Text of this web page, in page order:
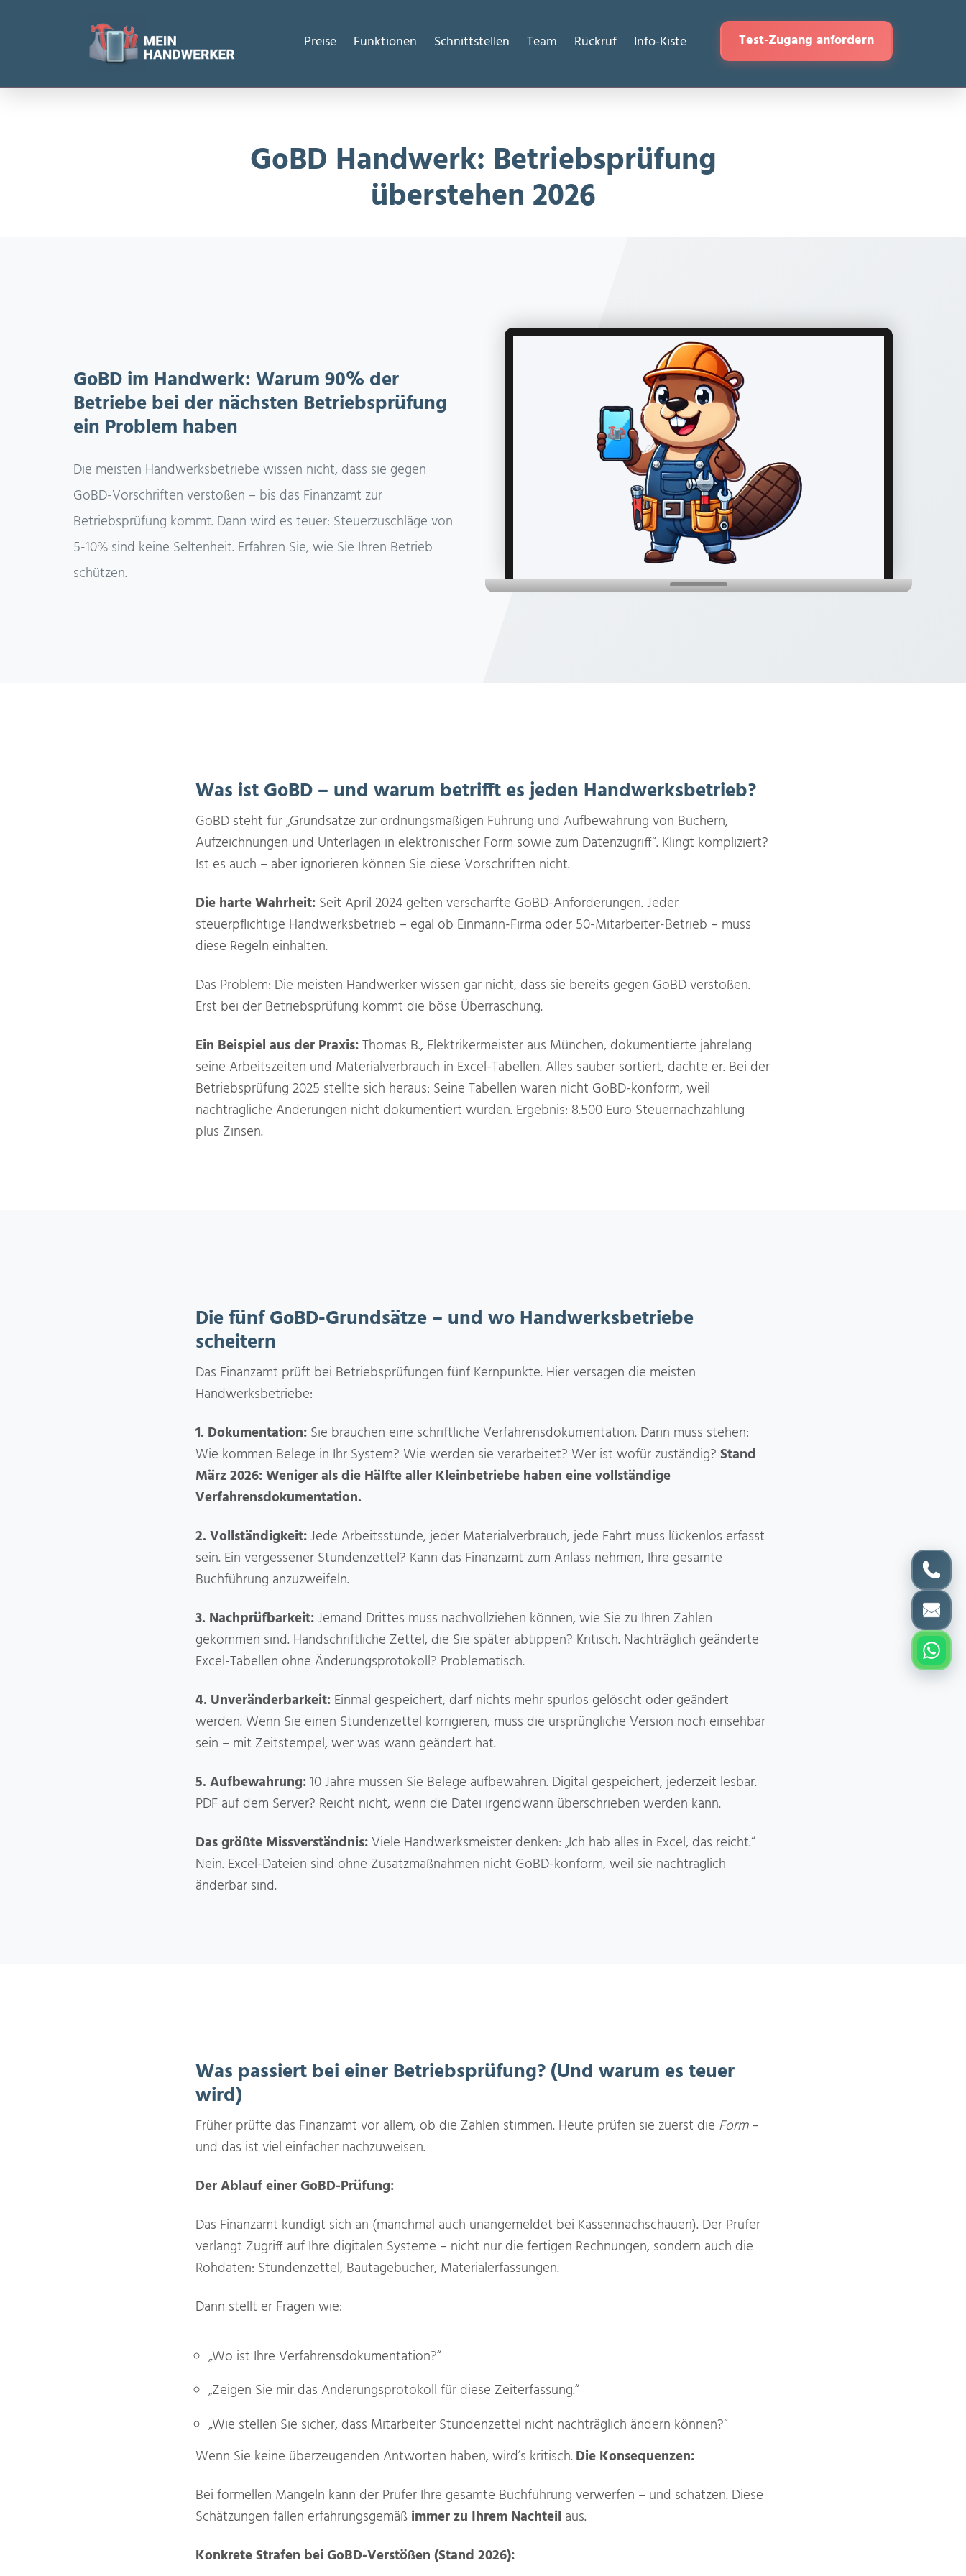
Preise Funktionen Schnittstellen Team Rückruf Info-Kiste Test-Zugang anfordern
GoBD Handwerk: Betriebsprüfung
überstehen 2026
GoBD im Handwerk: Warum 90% der
Betriebe bei der nächsten Betriebsprüfung
ein Problem haben
Die meisten Handwerksbetriebe wissen nicht, dass sie gegen
GoBD-Vorschriften verstoßen – bis das Finanzamt zur
Betriebsprüfung kommt. Dann wird es teuer: Steuerzuschläge von
5-10% sind keine Seltenheit. Erfahren Sie, wie Sie Ihren Betrieb
schützen.
Was ist GoBD – und warum betrifft es jeden Handwerksbetrieb?
GoBD steht für „Grundsätze zur ordnungsmäßigen Führung und Aufbewahrung von Büchern,
Aufzeichnungen und Unterlagen in elektronischer Form sowie zum Datenzugriff“. Klingt kompliziert?
Ist es auch – aber ignorieren können Sie diese Vorschriften nicht.
Die harte Wahrheit: Seit April 2024 gelten verschärfte GoBD-Anforderungen. Jeder
steuerpflichtige Handwerksbetrieb – egal ob Einmann-Firma oder 50-Mitarbeiter-Betrieb – muss
diese Regeln einhalten.
Das Problem: Die meisten Handwerker wissen gar nicht, dass sie bereits gegen GoBD verstoßen.
Erst bei der Betriebsprüfung kommt die böse Überraschung.
Ein Beispiel aus der Praxis:Thomas B., Elektrikermeister aus München, dokumentierte jahrelang
seine Arbeitszeiten und Materialverbrauch in Excel-Tabellen. Alles sauber sortiert, dachte er. Bei der
Betriebsprüfung 2025 stellte sich heraus: Seine Tabellen waren nicht GoBD-konform, weil
nachträgliche Änderungen nicht dokumentiert wurden. Ergebnis: 8.500 Euro Steuernachzahlung
plus Zinsen.
Die fünf GoBD-Grundsätze – und wo Handwerksbetriebe
scheitern
Das Finanzamt prüft bei Betriebsprüfungen fünf Kernpunkte. Hier versagen die meisten
Handwerksbetriebe:
1. Dokumentation: Sie brauchen eine schriftliche Verfahrensdokumentation. Darin muss stehen:
Wie kommen Belege in Ihr System? Wie werden sie verarbeitet? Wer ist wofür zuständig? Stand
März 2026: Weniger als die Hälfte aller Kleinbetriebe haben eine vollständige
Verfahrensdokumentation.
2. Vollständigkeit:Jede Arbeitsstunde, jeder Materialverbrauch, jede Fahrt muss lückenlos erfasst
sein. Ein vergessener Stundenzettel? Kann das Finanzamt zum Anlass nehmen, Ihre gesamte
Buchführung anzuzweifeln.
3. Nachprüfbarkeit:Jemand Drittes muss nachvollziehen können, wie Sie zu Ihren Zahlen
gekommen sind. Handschriftliche Zettel, die Sie später abtippen? Kritisch. Nachträglich geänderte
Excel-Tabellen ohne Änderungsprotokoll? Problematisch.
4. Unveränderbarkeit: Einmal gespeichert, darf nichts mehr spurlos gelöscht oder geändert
werden. Wenn Sie einen Stundenzettel korrigieren, muss die ursprüngliche Version noch einsehbar
sein – mit Zeitstempel, wer was wann geändert hat.
5. Aufbewahrung:10 Jahre müssen Sie Belege aufbewahren. Digital gespeichert, jederzeit lesbar.
PDF auf dem Server? Reicht nicht, wenn die Datei irgendwann überschrieben werden kann.
Das größte Missverständnis: Viele Handwerksmeister denken: „Ich hab alles in Excel, das reicht.“
Nein. Excel-Dateien sind ohne Zusatzmaßnahmen nicht GoBD-konform, weil sie nachträglich
änderbar sind.
Was passiert bei einer Betriebsprüfung? (Und warum es teuer
wird)
Früher prüfte das Finanzamt vor allem, ob die Zahlen stimmen. Heute prüfen sie zuerst die Form–
und das ist viel einfacher nachzuweisen.
Der Ablauf einer GoBD-Prüfung:
Das Finanzamt kündigt sich an (manchmal auch unangemeldet bei Kassennachschauen). Der Prüfer
verlangt Zugriff auf Ihre digitalen Systeme – nicht nur die fertigen Rechnungen, sondern auch die
Rohdaten: Stundenzettel, Bautagebücher, Materialerfassungen.
Dann stellt er Fragen wie:
„Wo ist Ihre Verfahrensdokumentation?“
„Zeigen Sie mir das Änderungsprotokoll für diese Zeiterfassung.“
„Wie stellen Sie sicher, dass Mitarbeiter Stundenzettel nicht nachträglich ändern können?“
Wenn Sie keine überzeugenden Antworten haben, wird’s kritisch.Die Konsequenzen:
Bei formellen Mängeln kann der Prüfer Ihre gesamte Buchführung verwerfen – und schätzen. Diese
Schätzungen fallen erfahrungsgemäß immer zu Ihrem Nachteil aus.
Konkrete Strafen bei GoBD-Verstößen (Stand 2026):